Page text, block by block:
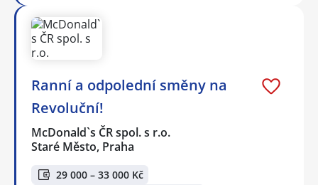
Ranní a odpolední směny na
Revoluční!
McDonald`s ČR spol. s r.o.
Staré Město, Praha
29 000 – 33 000 Kč